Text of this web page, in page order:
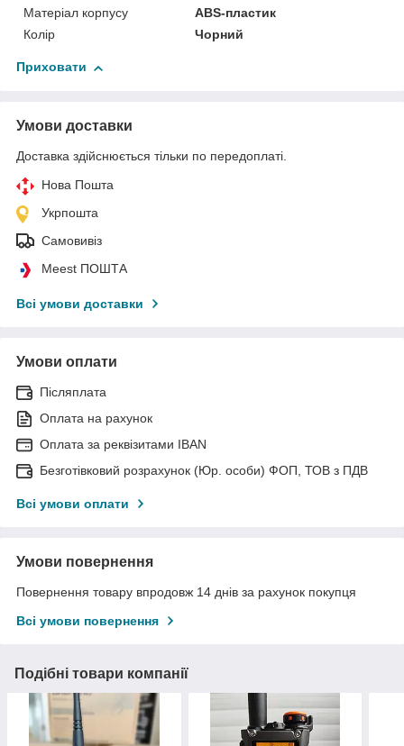
Матеріал корпусу
ABS-пластик
Колір
Чорний
Приховати
Умови доставки
Доставка здійснюється тільки по передоплаті.
Нова Пошта
Укрпошта
Самовивіз
Meest ПОШТА
Всі умови доставки
Умови оплати
Післяплата
Оплата на рахунок
Оплата за реквізитами IBAN
Безготівковий розрахунок (Юр. особи) ФОП, ТОВ з ПДВ
Всі умови оплати
Умови повернення
Повернення товару впродовж 14 днів за рахунок покупця
Всі умови повернення
Подібні товари компанії